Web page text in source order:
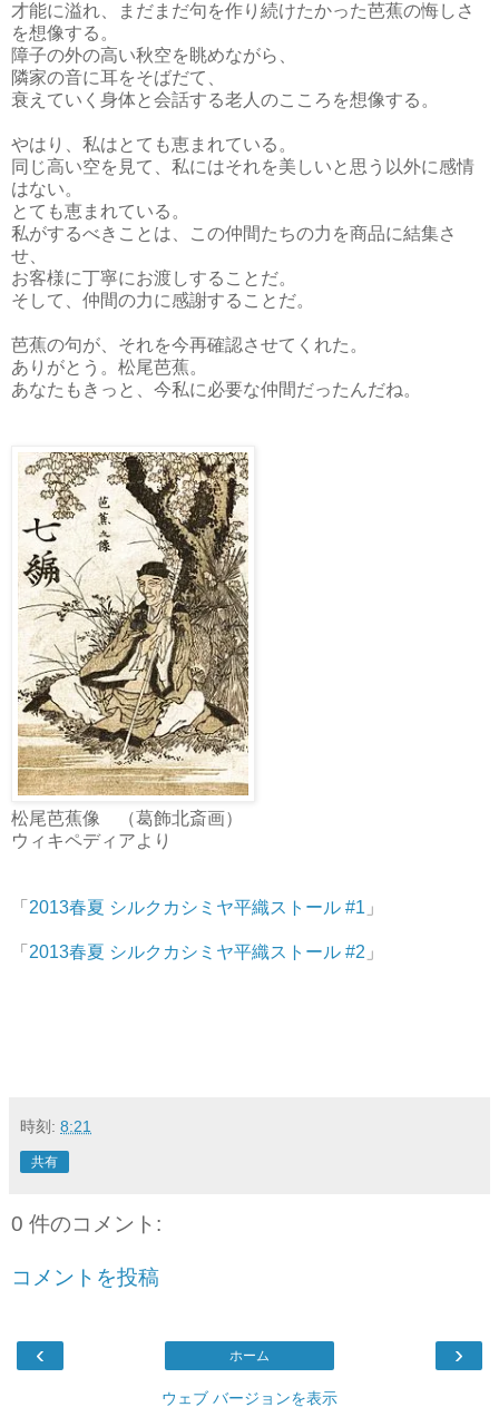
才能に溢れ、まだまだ句を作り続けたかった芭蕉の悔しさ
を想像する。
障子の外の高い秋空を眺めながら、
隣家の音に耳をそばだて、
衰えていく身体と会話する老人のこころを想像する。
やはり、私はとても恵まれている。
同じ高い空を見て、私にはそれを美しいと思う以外に感情
はない。
とても恵まれている。
私がするべきことは、この仲間たちの力を商品に結集さ
せ、
お客様に丁寧にお渡しすることだ。
そして、仲間の力に感謝することだ。
芭蕉の句が、それを今再確認させてくれた。
ありがとう。松尾芭蕉。
あなたもきっと、今私に必要な仲間だったんだね。
松尾芭蕉像 （葛飾北斎画）
ウィキペディアより
「 2013春夏 シルクカシミヤ平織ストール #1 」
「 2013春夏 シルクカシミヤ平織ストール #2 」
時刻: 8:21
共有
0 件のコメント:
コメントを投稿
‹ ›
ホーム
ウェブ バージョンを表示